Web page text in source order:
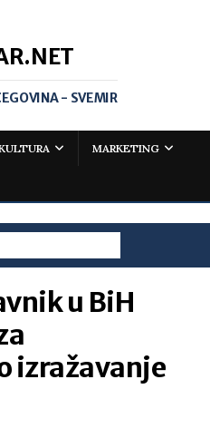
- SVEMIR
MARKETING
u BiH
izražavanje